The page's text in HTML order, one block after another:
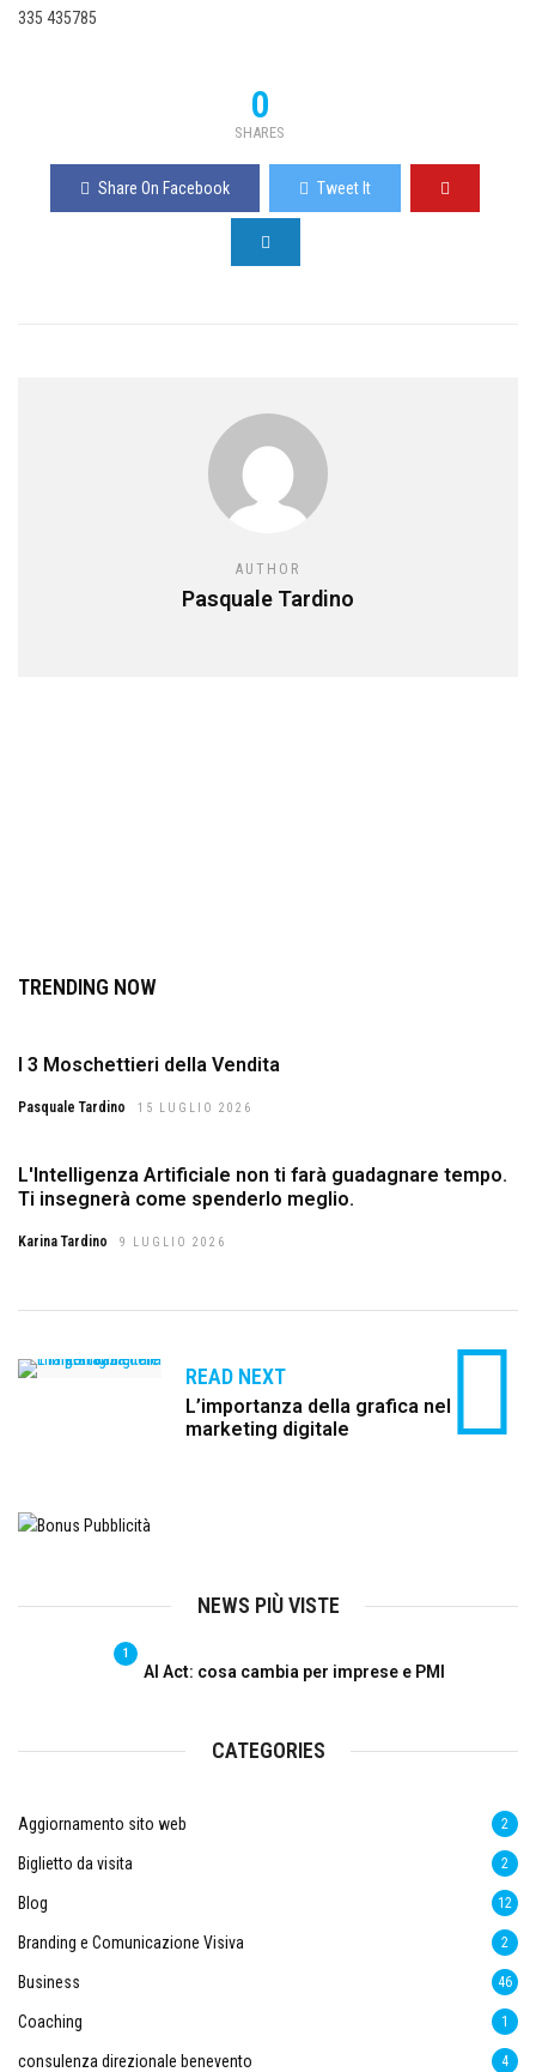
335 435785
0
SHARES
Share On Facebook Tweet It
AUTHOR
Pasquale Tardino
TRENDING NOW
I 3 Moschettieri della Vendita
Pasquale Tardino 15 LUGLIO 2026
L'Intelligenza Artificiale non ti farà guadagnare tempo.
Ti insegnerà come spenderlo meglio.
Karina Tardino 9 LUGLIO 2026
READ NEXT
L’importanza della grafica nel
marketing digitale
NEWS PIÙ VISTE
1
AI Act: cosa cambia per imprese e PMI
CATEGORIES
Aggiornamento sito web 2
Biglietto da visita 2
Blog 12
Branding e Comunicazione Visiva 2
Business 46
Coaching 1
consulenza direzionale benevento 4